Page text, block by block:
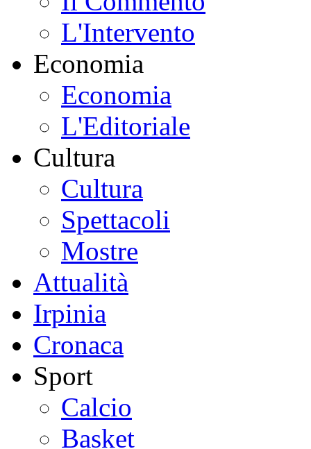
L'Intervento
Economia
Economia
L'Editoriale
Cultura
Cultura
Spettacoli
Mostre
Attualità
Irpinia
Cronaca
Sport
Calcio
Basket